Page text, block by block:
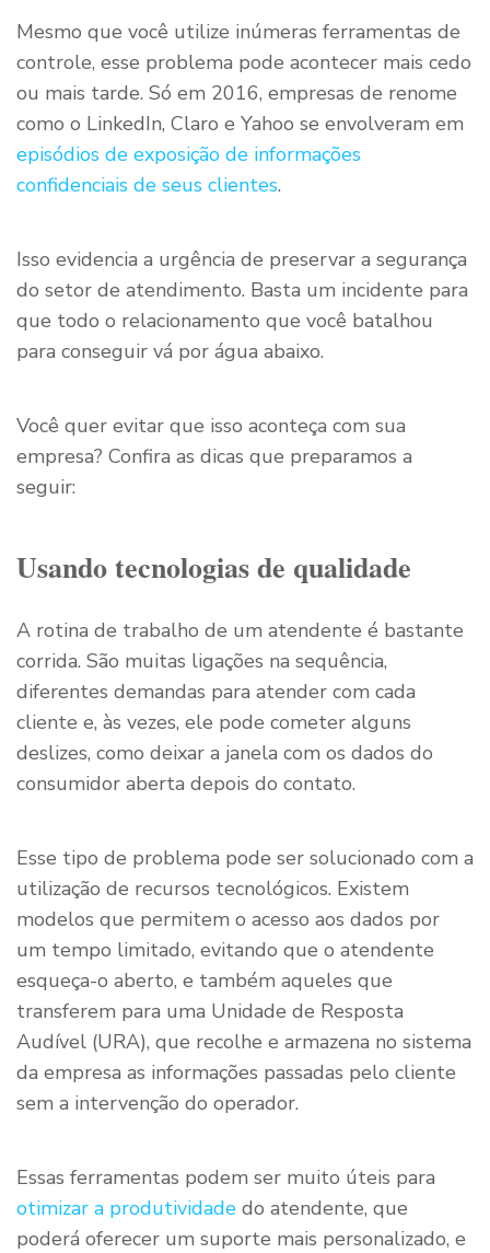
Mesmo que você utilize inúmeras ferramentas de
controle, esse problema pode acontecer mais cedo
ou mais tarde. Só em 2016, empresas de renome
como o LinkedIn, Claro e Yahoo se envolveram em
episódios de exposição de informações
confidenciais de seus clientes.
Isso evidencia a urgência de preservar a segurança
do setor de atendimento. Basta um incidente para
que todo o relacionamento que você batalhou
para conseguir vá por água abaixo.
Você quer evitar que isso aconteça com sua
empresa? Confira as dicas que preparamos a
seguir:
Usando tecnologias de qualidade
A rotina de trabalho de um atendente é bastante
corrida. São muitas ligações na sequência,
diferentes demandas para atender com cada
cliente e, às vezes, ele pode cometer alguns
deslizes, como deixar a janela com os dados do
consumidor aberta depois do contato.
Esse tipo de problema pode ser solucionado com a
utilização de recursos tecnológicos. Existem
modelos que permitem o acesso aos dados por
um tempo limitado, evitando que o atendente
esqueça-o aberto, e também aqueles que
transferem para uma Unidade de Resposta
Audível (URA), que recolhe e armazena no sistema
da empresa as informações passadas pelo cliente
sem a intervenção do operador.
Essas ferramentas podem ser muito úteis para
otimizar a produtividade do atendente, que
poderá oferecer um suporte mais personalizado, e